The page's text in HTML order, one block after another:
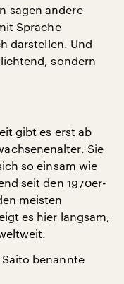
sagen andere
Sprache
darstellen. Und
sondern
gibt es erst ab
Sie
so einsam wie
seit den 1970er-
meisten
es hier langsam,
Saito benannte